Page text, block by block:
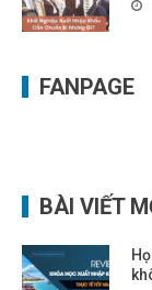
FANPAGE
BÀI VIẾT